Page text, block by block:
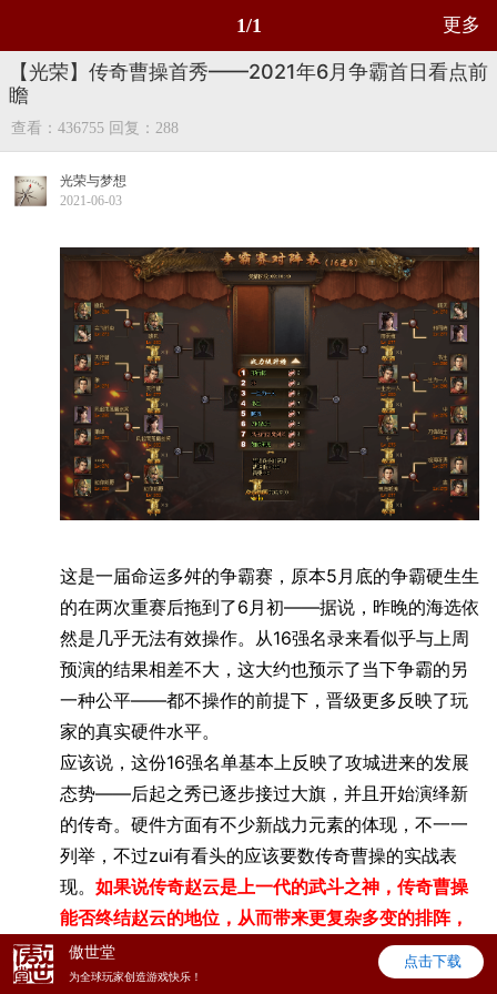
1/1 更多
【光荣】传奇曹操首秀——2021年6月争霸首日看点前
瞻
查看：436755 回复：288
光荣与梦想
2021-06-03
这是一届命运多舛的争霸赛，原本5月底的争霸硬生生
的在两次重赛后拖到了6月初——据说，昨晚的海选依
然是几乎无法有效操作。从16强名录来看似乎与上周
预演的结果相差不大，这大约也预示了当下争霸的另
一种公平——都不操作的前提下，晋级更多反映了玩
家的真实硬件水平。
应该说，这份16强名单基本上反映了攻城进来的发展
态势——后起之秀已逐步接过大旗，并且开始演绎新
的传奇。硬件方面有不少新战力元素的体现，不一一
列举，不过zui有看头的应该要数传奇曹操的实战表
现。 如果说传奇赵云是上一代的武斗之神，传奇曹操
能否终结赵云的地位，从而带来更复杂多变的排阵，
一切都有待于今晚的首秀检验。
由于离开赛只有几个小时了，长话短说，按惯例预测
傲世堂
为全球玩家创造游戏快乐！
点击下载